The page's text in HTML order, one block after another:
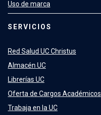
Uso de marca
SERVICIOS
Red Salud UC Christus
Almacén UC
Librerías UC
Oferta de Cargos Académicos
Trabaja en la UC